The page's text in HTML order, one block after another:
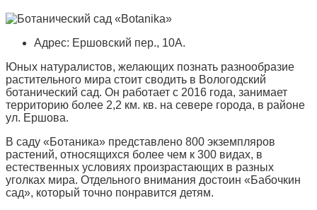
Адрес: Ершовский пер., 10А.
Юных натуралистов, желающих познать разнообразие
растительного мира стоит сводить в Вологодский
ботанический сад. Он работает с 2016 года, занимает
территорию более 2,2 км. кв. на севере города, в районе
ул. Ершова.
В саду «Ботаника» представлено 800 экземпляров
растений, относящихся более чем к 300 видах, в
естественных условиях произрастающих в разных
уголках мира. Отдельного внимания достоин «Бабочкин
сад», который точно понравится детям.